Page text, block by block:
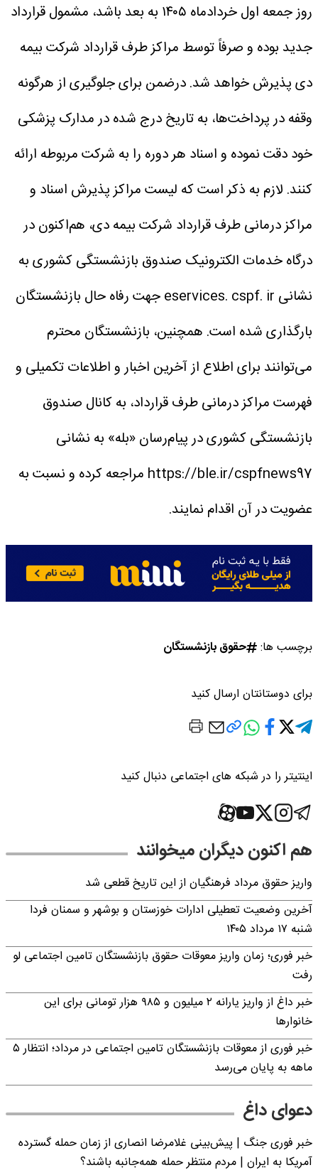
روز جمعه اول خردادماه ۱۴۰۵ به بعد باشد، مشمول قرارداد
جدید بوده و صرفاً توسط مراکز طرف قرارداد شرکت بیمه
دی پذیرش خواهد شد.درضمن برای جلوگیری از هرگونه
وقفه در پرداخت‌ها، به تاریخ درج شده در مدارک پزشکی
خود دقت نموده و اسناد هر دوره را به شرکت مربوطه ارائه
کنند. لازم به ذکر است که لیست مراکز پذیرش اسناد و
مراکز درمانی طرف قرارداد شرکت بیمه دی، هم‌اکنون در
درگاه خدمات الکترونیک صندوق بازنشستگی کشوری به
نشانی eservices. cspf. ir جهت رفاه حال بازنشستگان
بارگذاری شده است. همچنین، بازنشستگان محترم
می‌توانند برای اطلاع از آخرین اخبار و اطلاعات تکمیلی و
فهرست مراکز درمانی طرف قرارداد، به کانال صندوق
بازنشستگی کشوری در پیام‌رسان «بله» به نشانی
https://ble.ir/cspfnews97 مراجعه کرده و نسبت به
عضویت در آن اقدام نمایند.
برچسب ها: حقوق بازنشستگان
برای دوستانتان ارسال کنید
اینتیتر را در شبکه های اجتماعی دنبال کنید
هم اکنون دیگران میخوانند
واریز حقوق مرداد فرهنگیان از این تاریخ قطعی شد
آخرین وضعیت تعطیلی ادارات خوزستان و بوشهر و سمنان فردا
شنبه ۱۷ مرداد ۱۴۰۵
خبر فوری؛ زمان واریز معوقات حقوق بازنشستگان تامین اجتماعی لو
رفت
خبر داغ از واریز یارانه ۲ میلیون و ۹۸۵ هزار تومانی برای این
خانوارها
خبر فوری از معوقات بازنشستگان تامین اجتماعی در مرداد؛ انتظار ۵
ماهه به پایان می‌رسد
دعوای داغ
خبر فوری جنگ | پیش‌بینی غلامرضا انصاری از زمان حمله گسترده
آمریکا به ایران | مردم منتظر حمله همه‌جانبه باشند؟